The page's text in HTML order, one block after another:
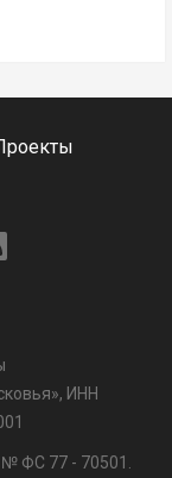
ИНН
ФС 77 - 70501.